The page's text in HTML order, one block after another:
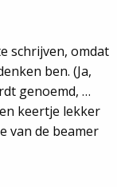
schrijven, omdat
ben. (Ja,
genoemd, …
keertje lekker
van de beamer